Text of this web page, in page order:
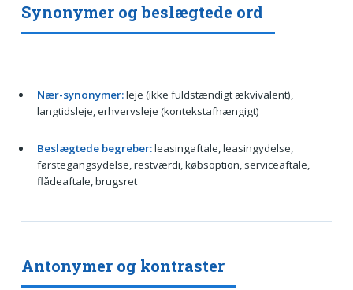
Synonymer og beslægtede ord
Nær-synonymer:leje (ikke fuldstændigt ækvivalent),
langtidsleje, erhvervsleje (kontekstafhængigt)
Beslægtede begreber:leasingaftale, leasingydelse,
førstegangsydelse, restværdi, købsoption, serviceaftale,
flådeaftale, brugsret
Antonymer og kontraster